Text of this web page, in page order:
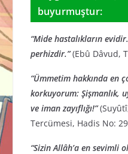
buyurmuştur:
“Mide hastalıkların
perhizdir.”(Ebû Dâvud,
“Ümmetim hakkında en
korkuyorum: Şişmanlık,
ve iman zayıflığı!”
Tercümesi, Hadis No:
“Sizin Allâh’a en sevimli